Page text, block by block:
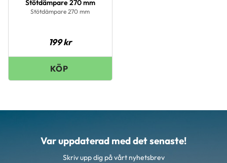
Stötdämpare 270 mm
Stötdämpare 270 mm
199kr
Var uppdaterad med det senaste!
Skriv upp dig på vårt nyhetsbrev